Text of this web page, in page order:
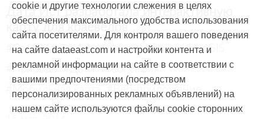
Дата Ист разработала интерактивную
карту для краеведов
#CarryMap #Интерактивная карта #ArcGIS
#Природа #Дети #География
#Мобильная карта #Веб-приложение
cookie и другие технологии слежения в целях
обеспечения максимального удобства использования
сайта посетителями. Для контроля вашего поведения
на сайте dataeast.com и настройки контента и
рекламной информации на сайте в соответствии с
вашими предпочтениями (посредством
персонализированных рекламных объявлений) на
нашем сайте используются файлы cookie сторонних